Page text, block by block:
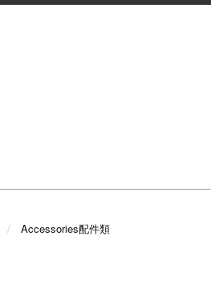
Accessories配件類